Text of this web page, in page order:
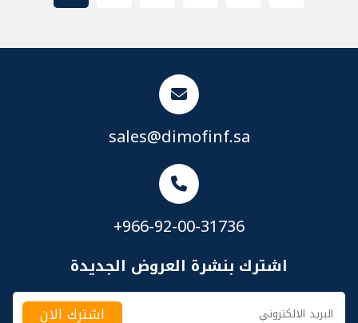
sales@dimofinf.sa
+966-92-00-31736
اشترك بنشرة العروض الجديدة